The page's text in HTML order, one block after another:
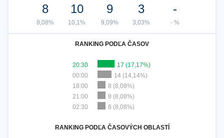
8
8,08%
10
10,1%
9
9,09%
3
3,03%
-
- %
RANKING PODĽA ČASOV
20:30
17 (17,17%)
00:00
14 (14,14%)
18:00
8 (8,08%)
21:00
8 (8,08%)
02:30
8 (8,08%)
RANKING PODĽA ČASOVÝCH OBLASTÍ